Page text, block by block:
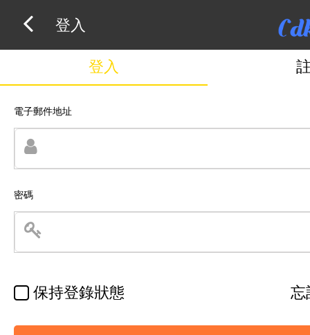
登入
登入
電子郵件地址
密碼
保持登錄狀態 忘